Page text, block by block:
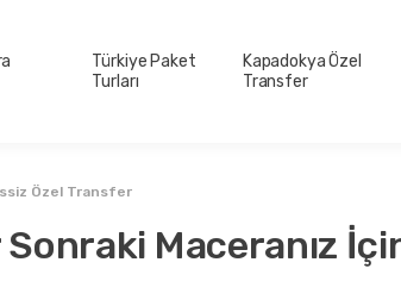
Türkiye Paket
Turları
Kapadokya Özel
Transfer
Özel Transfer
Maceranız